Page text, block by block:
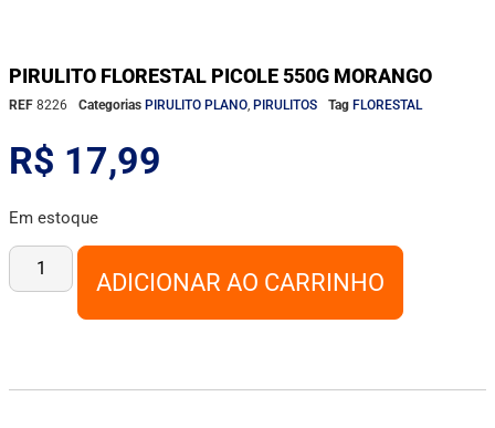
PIRULITO FLORESTAL PICOLE 550G MORANGO
REF 8226 Categorias PIRULITO PLANO PIRULITOS Tag FLORESTAL
R$ 17,99
Em estoque
ADICIONAR AO CARRINHO